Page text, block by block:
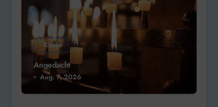
Kirche
Angedacht
Aug. 7, 2026